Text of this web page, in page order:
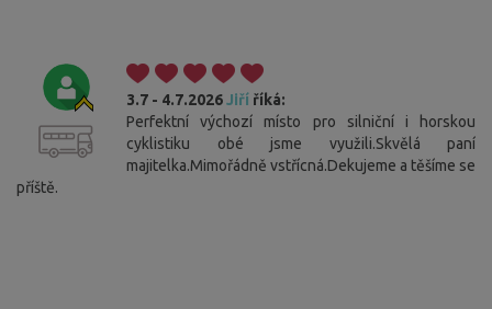
3.7 - 4.7.2026Jiří říká:
Perfektní výchozí místo pro silniční i horskou
cyklistiku obé jsme využili.Skvělá paní
majitelka.Mimořádně vstřícná.Dekujeme a těšíme se
příště.